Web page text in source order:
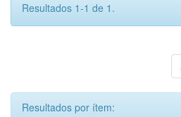
Resultados 1-1 de 1.
Resultados por ítem: